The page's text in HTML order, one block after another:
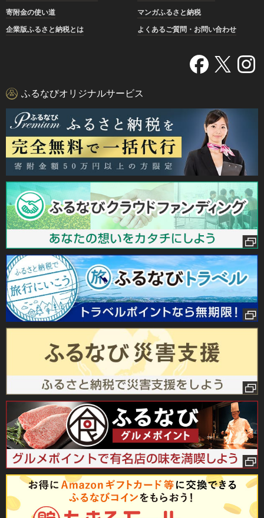
寄附金の使い道
マンガふるさと納税
企業版ふるさと納税とは
よくあるご質問・お問い合わせ
ふるなびオリジナルサービス